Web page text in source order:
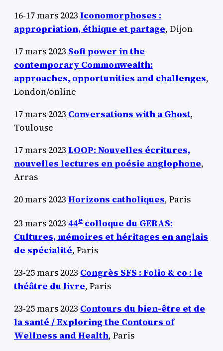
16-17 mars 2023 Iconomorphoses :
appropriation, éthique et partage, Dijon
17 mars 2023 Soft power in the
contemporary Commonwealth:
approaches, opportunities and challenges,
London/online
17 mars 2023 Conversations with a Ghost,
Toulouse
17 mars 2023 LOOP: Nouvelles écritures,
nouvelles lectures en poésie anglophone,
Arras
20 mars 2023 Horizons catholiques, Paris
23 mars 2023 44e colloque du GERAS:
Cultures, mémoires et héritages en anglais
de spécialité, Paris
23-25 mars 2023 Congrès SFS : Folio & co : le
théâtre du livre, Paris
23-25 mars 2023 Contours du bien-être et de
la santé / Exploring the Contours of
Wellness and Health, Paris